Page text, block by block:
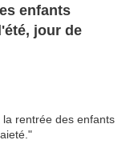
jour de